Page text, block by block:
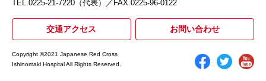
TEL.0225-21-7220（代表）
／FAX.0225-96-0122
交通アクセス お問い合わせ
Copyright ©2021 Japanese Red Cross
Ishinomaki Hospital All Rights Reserved.